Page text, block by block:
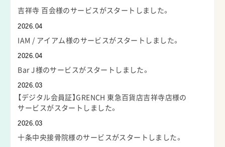
吉祥寺 百会様のサービスがスタートしました。
2026.04
IAM / アイアム様のサービスがスタートしました。
2026.04
Bar J様のサービスがスタートしました。
2026.03
【デジタル会員証】GRENCH 東急百貨店吉祥寺店様の
サービスがスタートしました。
2026.03
十条中央接骨院様のサービスがスタートしました。